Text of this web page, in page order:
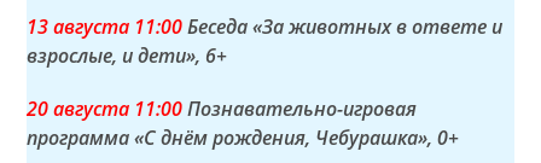
13 августа 11:00Беседа «За животных в ответе и
взрослые, и дети», 6+
20 августа 11:00Познавательно-игровая
программа «С днём рождения, Чебурашка», 0+